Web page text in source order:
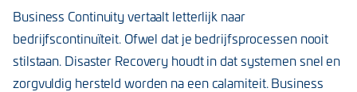
Business Continuity vertaalt letterlijk naar
bedrijfscontinuïteit. Ofwel dat je bedrijfsprocessen nooit
stilstaan. Disaster Recovery houdt in dat systemen snel en
zorgvuldig hersteld worden na een calamiteit. Business